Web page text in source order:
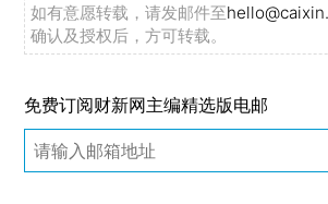
如有意愿转载，请发邮件至
确认及授权后，方可转载。
免费订阅财新网主编精选版电邮